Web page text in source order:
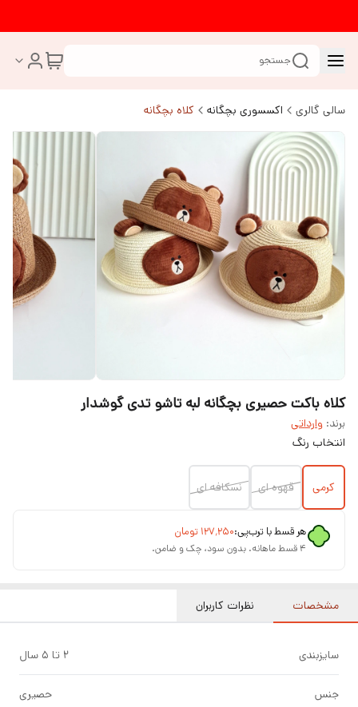
جستجو
سالی گالری اکسسوری بچگانه کلاه بچگانه
کلاه باکت حصیری بچگانه لبه تاشو تدی گوشدار
برند: وارداتی
انتخاب رنگ
کرمی قهوه ای نسکافه ای
هر قسط با ترب‌پی:۱۲۷٬۲۵۰ تومان
۴ قسط ماهانه. بدون سود، چک و ضامن.
مشخصات نظرات کاربران
سایزبندی 2 تا ۵ سال
جنس حصیری